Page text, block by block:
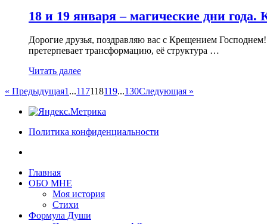
18 и 19 января – магические дни года.
Дорогие друзья, поздравляю вас с Крещением
претерпевает трансформацию, её структура …
Читать далее
« Предыдущая1 ...117118119...130Следующая »
Политика конфиденциальности
Главная
ОБО МНЕ
Моя история
Стихи
Формула Души